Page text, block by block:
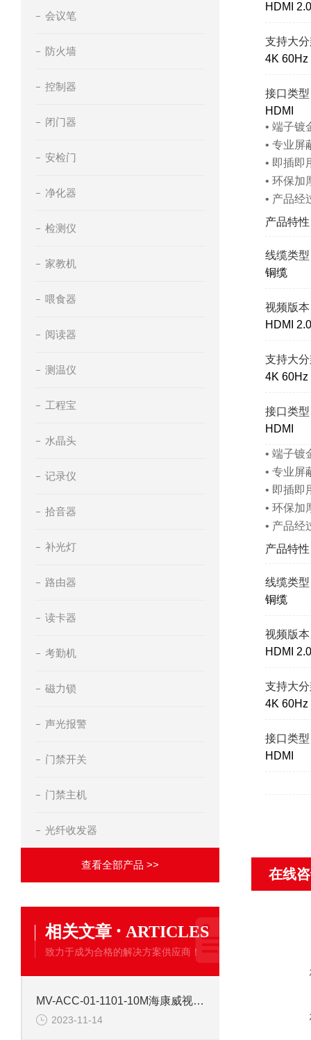
会议笔
防火墙
控制器
闭门器
安检门
净化器
检测仪
家教机
喂食器
阅读器
测温仪
工程宝
水晶头
记录仪
拾音器
补光灯
路由器
读卡器
考勤机
磁力锁
声光报警
门禁开关
门禁主机
光纤收发器
查看全部产品 >>
相关文章 · ARTICLES
致力于成为合格的解决方案供应商！
MV-ACC-01-1101-10M海康威视10米普柔网线
2023-11-14
HDMI 2.0
支持大
4K 60Hz
接口类
HDMI
• 端子镀
• 专业屏
• 即插即
• 环保加
• 产品经
产品特性
线缆类
铜缆
视频版
HDMI 2.0
支持大
4K 60Hz
接口类
HDMI
• 端子镀
• 专业屏
• 即插即
• 环保加
• 产品经
产品特性
线缆类
铜缆
视频版
HDMI 2.0
支持大
4K 60Hz
接口类
HDMI
在线